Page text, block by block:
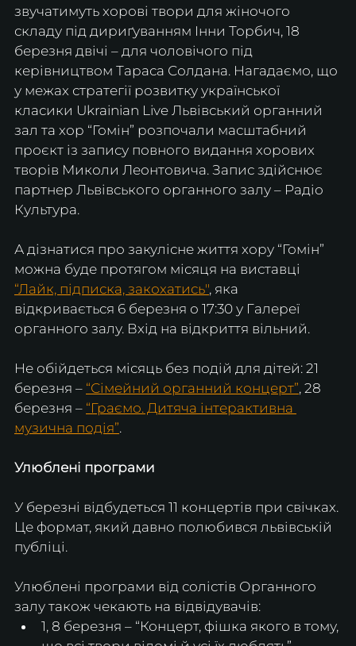
звучатимуть хорові твори для жіночого
складу під дириґуванням Інни Торбич, 18
березня двічі – для чоловічого під
керівництвом Тараса Солдана. Нагадаємо, що
у межах стратегії розвитку української
класики Ukrainian Live Львівський органний
зал та хор “Гомін” розпочали масштабний
проєкт із запису повного видання хорових
творів Миколи Леонтовича. Запис здійснює
партнер Львівського органного залу – Радіо
Культура.
А дізнатися про закулісне життя хору “Гомін”
можна буде протягом місяця на виставці
“Лайк, підписка, закохатись", яка
відкривається 6 березня о 17:30 у Галереї
органного залу. Вхід на відкриття вільний.
Не обійдеться місяць без подій для дітей: 21
березня – “Сімейний органний концерт”, 28
березня – “Граємо. Дитяча інтерактивна
музична подія”.
Улюблені програми
У березні відбудеться 11 концертів при свічках.
Це формат, який давно полюбився львівській
публіці.
Улюблені програми від солістів Органного
залу також чекають на відвідувачів:
1, 8 березня – “Концерт, фішка якого в тому,